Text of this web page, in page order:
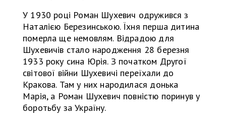
У 1930 році Роман Шухевич одружився з
Наталією Березинською. Їхня перша дитина
померла ще немовлям. Відрадою для
Шухевичів стало народження 28 березня
1933 року сина Юрія. З початком Другої
світової війни Шухевичі переїхали до
Кракова. Там у них народилася донька
Марія, а Роман Шухевич повністю поринув у
боротьбу за Україну.